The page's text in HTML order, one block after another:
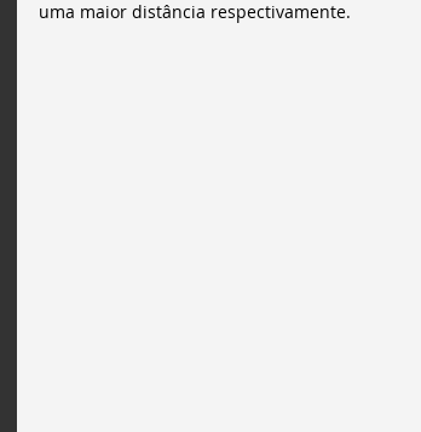
uma maior distância respectivamente.